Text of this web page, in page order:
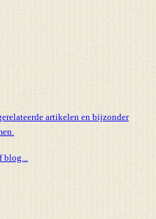
artikelen en bijzonder